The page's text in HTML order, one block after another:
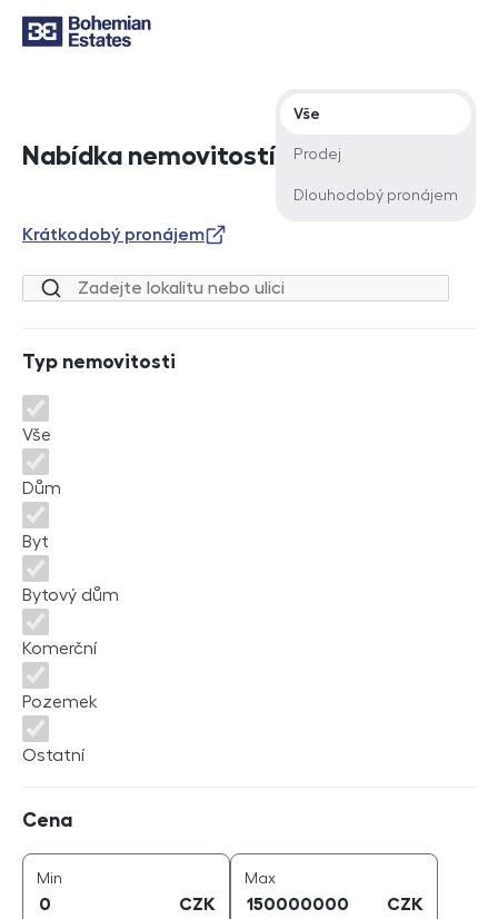
Nabídka nemovitostí
Typ nabídky
Vše
Prodej
Dlouhodobý pronájem
Krátkodobý pronájem
Lokalita nebo ulice
Typ nemovitosti
Typ nemovitosti
Vše
Dům
Byt
Bytový dům
Komerční
Pozemek
Ostatní
Cena
Min
CZK
Maxcena (
CZK